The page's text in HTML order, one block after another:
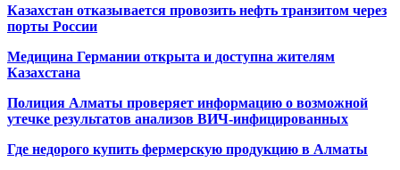
Казахстан отказывается провозить нефть транзитом через
порты России
Медицина Германии открыта и доступна жителям
Казахстана
Полиция Алматы проверяет информацию о возможной
утечке результатов анализов ВИЧ-инфицированных
Где недорого купить фермерскую продукцию в Алматы